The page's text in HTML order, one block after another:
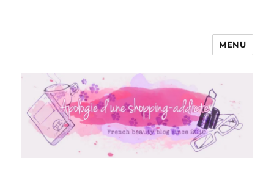
Apologie d'une Shopping-addicte
MENU